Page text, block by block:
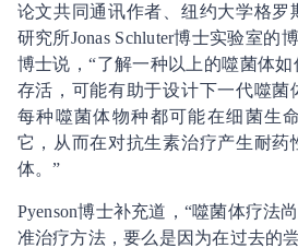
论文共同通讯作者、纽约大学格罗
研究所Jonas Schluter博士实验室的
博士说，“了解一种以上的噬菌体
存活，可能有助于设计下一代噬菌
每种噬菌体物种都可能在细菌生
它，从而在对抗生素治疗产生耐药
体。”
Pyenson博士补充道，“噬菌体疗法
准治疗方法，要么是因为在过去的